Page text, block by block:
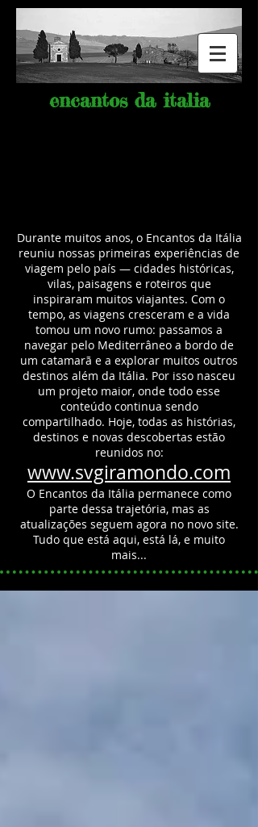
encantos da italia
Durante muitos anos, o Encantos da Itália
reuniu nossas primeiras experiências de
viagem pelo país — cidades históricas,
vilas, paisagens e roteiros que
inspiraram muitos viajantes. Com o
tempo, as viagens cresceram e a vida
tomou um novo rumo: passamos a
navegar pelo Mediterrâneo a bordo de
um catamarã e a explorar muitos outros
destinos além da Itália. Por isso nasceu
um projeto maior, onde todo esse
conteúdo continua sendo
compartilhado. Hoje, todas as histórias,
destinos e novas descobertas estão
reunidos no:
www.svgiramondo.com
O Encantos da Itália permanece como
parte dessa trajetória, mas as
atualizações seguem agora no novo site.
Tudo que está aqui, está lá, e muito
mais...